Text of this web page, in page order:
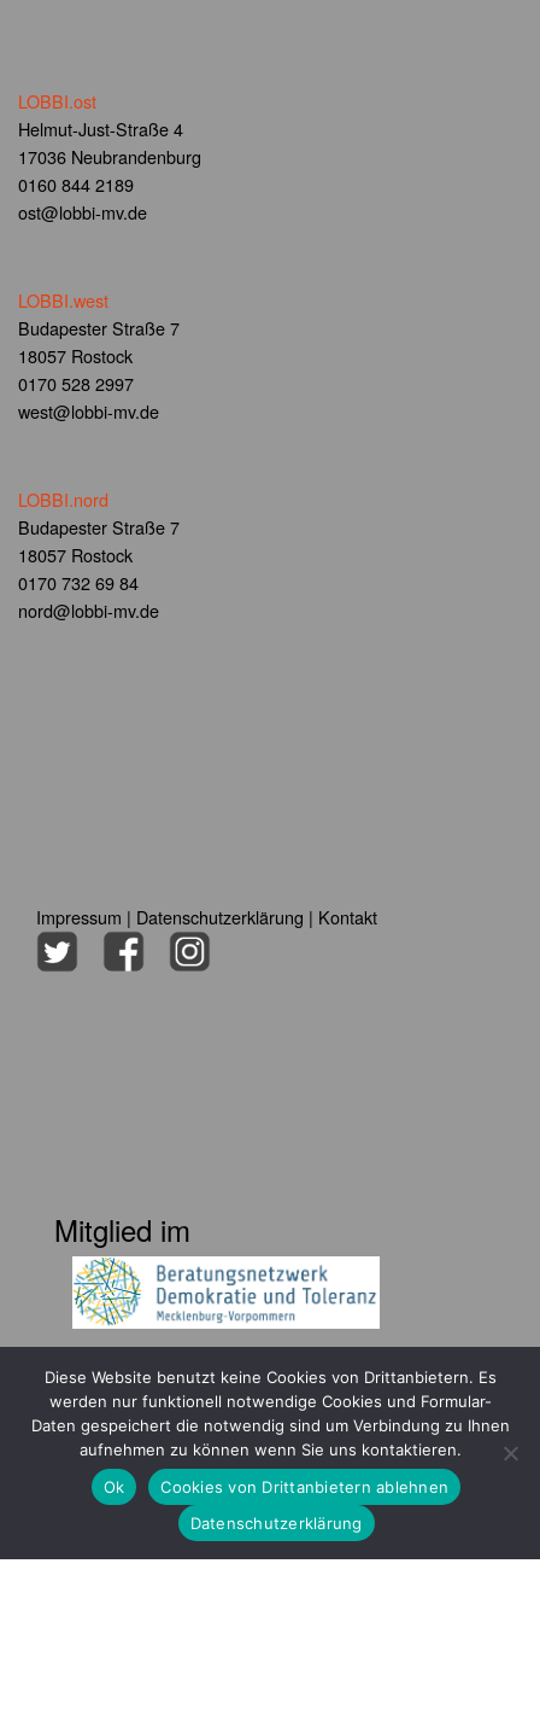
LOBBI.ost
Helmut-Just-Straße 4
17036 Neubrandenburg
0160 844 2189
ost@lobbi-mv.de
LOBBI.west
Budapester Straße 7
18057 Rostock
0170 528 2997
west@lobbi-mv.de
LOBBI.nord
Budapester Straße 7
18057 Rostock
0170 732 69 84
nord@lobbi-mv.de
Impressum | Datenschutzerklärung | Kontakt
Mitglied im
Gefördert durch
Diese Website benutzt keine Cookies von Drittanbietern. Es
werden nur funktionell notwendige Cookies und Formular-
Daten gespeichert die notwendig sind um Verbindung zu Ihnen
aufnehmen zu können wenn Sie uns kontaktieren.
Ok
Cookies von Drittanbietern ablehnen
Datenschutzerklärung